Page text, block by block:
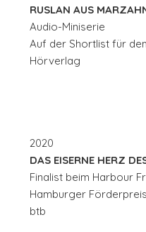
RUSLAN AUS
Audio-Miniserie
Auf der Shortlist für
Hörverlag
2020
DAS EISERNE HERZ
Finalist beim Harbour
Hamburger
btb